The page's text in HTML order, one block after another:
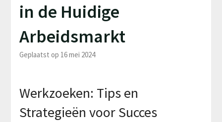
in de Huidige
Arbeidsmarkt
Geplaatst op 16 mei 2024
Werkzoeken: Tips en
Strategieën voor Succes